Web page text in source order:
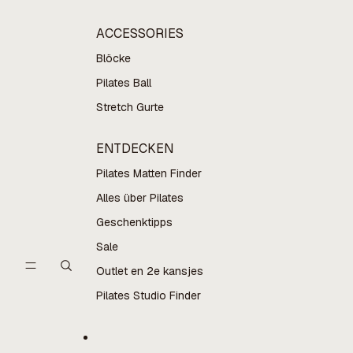
ACCESSORIES
Blöcke
Pilates Ball
Stretch Gurte
ENTDECKEN
Pilates Matten Finder
Alles über Pilates
Geschenktipps
Sale
Outlet en 2e kansjes
Pilates Studio Finder